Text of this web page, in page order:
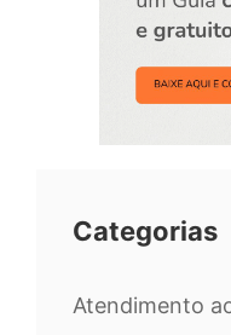
Categorias
Atendimento